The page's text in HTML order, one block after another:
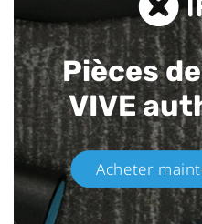
Pièces
VIVE
Acheter